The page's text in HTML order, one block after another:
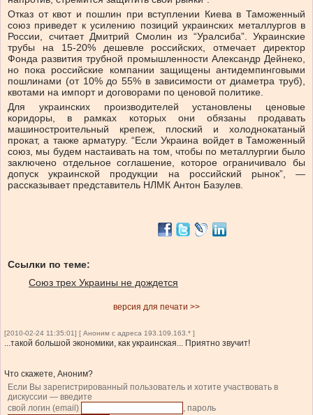
Отказ от квот и пошлин при вступлении Киева в Таможенный
союз приведет к усилению позиций украинских металлургов в
России, считает Дмитрий Смолин из “Уралсиба”. Украинские
трубы на 15-20% дешевле российских, отмечает директор
Фонда развития трубной промышленности Александр Дейнеко,
но пока российские компании защищены антидемпинговыми
пошлинами (от 10% до 55% в зависимости от диаметра труб),
квотами на импорт и договорами по ценовой политике.
Для украинских производителей установлены ценовые
коридоры, в рамках которых они обязаны продавать
машиностроительный крепеж, плоский и холоднокатаный
прокат, а также арматуру. “Если Украина войдет в Таможенный
союз, мы будем настаивать на том, чтобы по металлургии было
заключено отдельное соглашение, которое ограничивало бы
допуск украинской продукции на российский рынок”, —
рассказывает представитель НЛМК Антон Базулев.
Ссылки по теме:
Союз трех Украины не дождется
версия для печати >>
[2010-02-24 11:35:01] [ Аноним с адреса 193.109.163.* ]
...такой большой экономики, как украинская... Приятно звучит!
Что скажете, Аноним?
Если Вы зарегистрированный пользователь и хотите участвовать в
дискуссии — введите
свой логин (email)
, пароль